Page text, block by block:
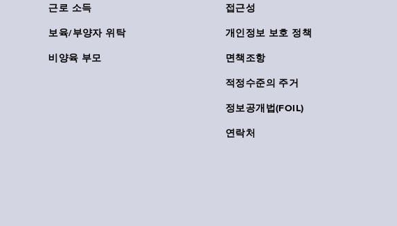
근로 소득
보육/부양자 위탁
비양육 부모
접근성
개인정보 보호 정책
면책조항
적정수준의 주거
정보공개법(FOIL)
연락처